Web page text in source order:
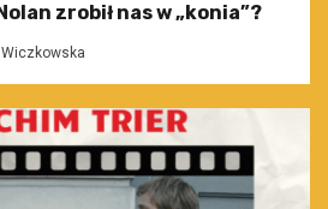
zrobił nas w „konia”?
Wiczkowska